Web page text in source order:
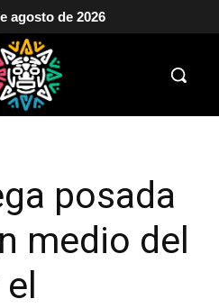
agosto de 2026
posada
medio del